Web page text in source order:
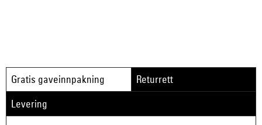
Gratis gaveinnpakning
Returrett
Levering